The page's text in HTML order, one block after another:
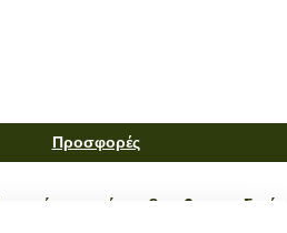
Προσφορές
σπόρους κάνναβης & μοναδικό